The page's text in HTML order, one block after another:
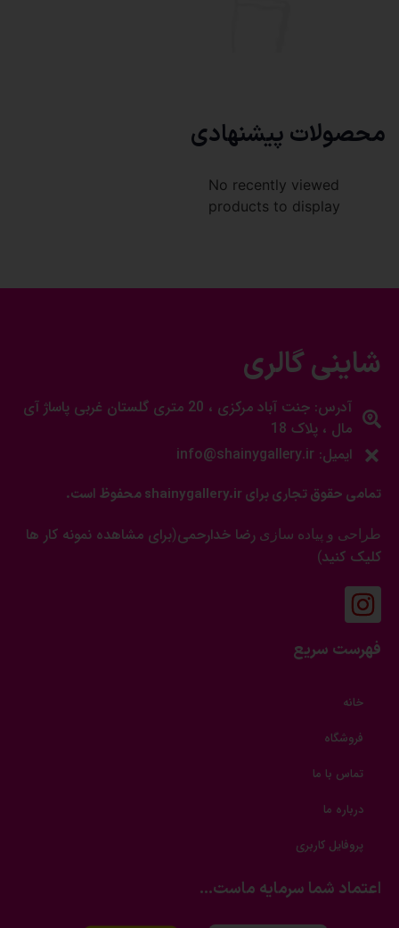
محصولات پیشنهادی
No recently viewed
products to display
شاینی گالری
آدرس: جنت آباد مرکزی ، 20 متری گلستان غربی پاساژ آی
مال ، پلاک 18
ایمیل: info@shainygallery.ir
تمامی حقوق تجاری برای shainygallery.ir محفوظ است.
طراحی و پیاده سازی رضا خدارحمی(برای مشاهده نمونه کار ها
کلیک کنید)
فهرست سریع
خانه
فروشگاه
تماس با ما
درباره ما
پروفایل کاربری
اعتماد شما سرمایه ماست...